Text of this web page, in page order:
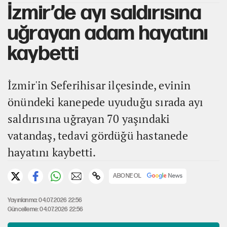
İzmir’de ayı saldırısına
uğrayan adam hayatını
kaybetti
İzmir'in Seferihisar ilçesinde, evinin
önündeki kanepede uyuduğu sırada ayı
saldırısına uğrayan 70 yaşındaki
vatandaş, tedavi gördüğü hastanede
hayatını kaybetti.
ABONE OL
Yayınlanma: 04.07.2026 22:56
Güncelleme: 04.07.2026 22:56